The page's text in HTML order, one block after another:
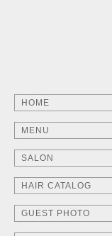
HOME
MENU
SALON
HAIR CATALOG
GUEST PHOTO